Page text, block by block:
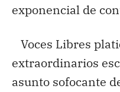
exponencial de
Voces Libres
extraordinarios
asunto sofocante